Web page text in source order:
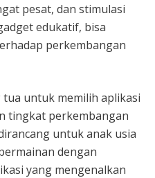
pesat, dan stimulasi
edukatif, bisa
perkembangan
untuk memilih aplikasi
tingkat perkembangan
untuk anak usia
dengan
yang mengenalkan